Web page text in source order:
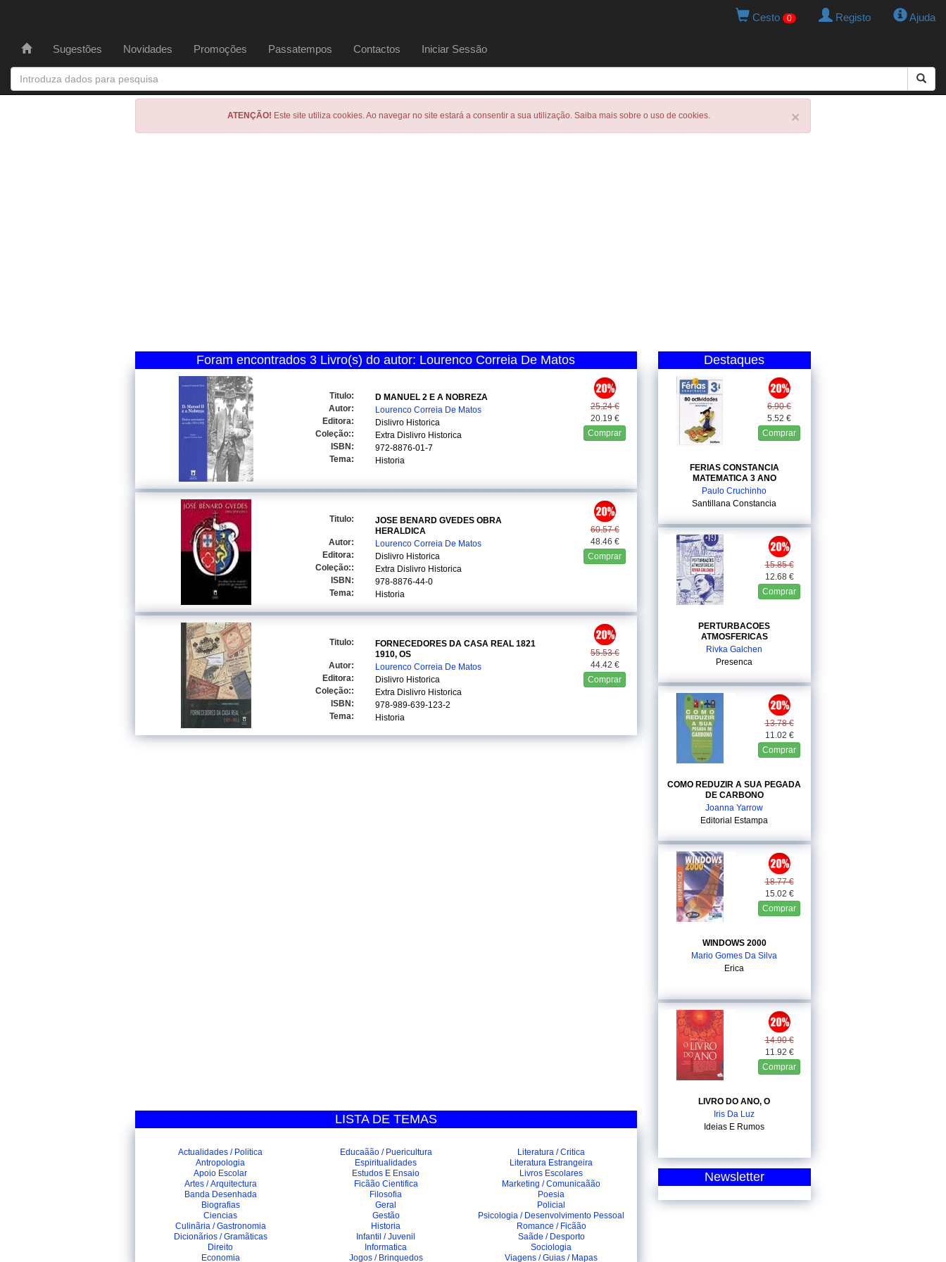
Cesto 0 Registo Ajuda
Sugestões Novidades Promoções Passatempos Contactos Iniciar Sessão
×
ATENÇÃO! Este site utiliza cookies. Ao navegar no site estará a consentir a sua utilização. Saiba mais sobre o uso de cookies.
Foram encontrados 3 Livro(s) do autor: Lourenco Correia De Matos
25.24 €
20.19 €
Comprar
Titulo:
D MANUEL 2 E A NOBREZA
Autor:
Lourenco Correia De Matos
Editora:
Dislivro Historica
Coleção::
Extra Dislivro Historica
ISBN:
972-8876-01-7
Tema:
Historia
60.57 €
48.46 €
Comprar
Titulo:
JOSE BENARD GVEDES OBRA
HERALDICA
Autor:
Lourenco Correia De Matos
Editora:
Dislivro Historica
Coleção::
Extra Dislivro Historica
ISBN:
978-8876-44-0
Tema:
Historia
55.53 €
44.42 €
Comprar
Titulo:
FORNECEDORES DA CASA REAL 1821
1910, OS
Autor:
Lourenco Correia De Matos
Editora:
Dislivro Historica
Coleção::
Extra Dislivro Historica
ISBN:
978-989-639-123-2
Tema:
Historia
LISTA DE TEMAS
Actualidades / Politica
Antropologia
Apoio Escolar
Artes / Arquitectura
Banda Desenhada
Biografias
Ciencias
Culinãria / Gastronomia
Dicionãrios / Gramãticas
Direito
Economia
Educaãão / Puericultura
Espiritualidades
Estudos E Ensaio
Ficãão Cientifica
Filosofia
Geral
Gestão
Historia
Infantil / Juvenil
Informatica
Jogos / Brinquedos
Literatura / Critica
Literatura Estrangeira
Livros Escolares
Marketing / Comunicaãão
Poesia
Policial
Psicologia / Desenvolvimento Pessoal
Romance / Ficãão
Saãde / Desporto
Sociologia
Viagens / Guias / Mapas
Destaques
6.90 €
5.52 €
Comprar
FERIAS CONSTANCIA
MATEMATICA 3 ANO
Paulo Cruchinho
Santillana Constancia
15.85 €
12.68 €
Comprar
PERTURBACOES
ATMOSFERICAS
Rivka Galchen
Presenca
13.78 €
11.02 €
Comprar
COMO REDUZIR A SUA PEGADA
DE CARBONO
Joanna Yarrow
Editorial Estampa
18.77 €
15.02 €
Comprar
WINDOWS 2000
Mario Gomes Da Silva
Erica
14.90 €
11.92 €
Comprar
LIVRO DO ANO, O
Iris Da Luz
Ideias E Rumos
Newsletter